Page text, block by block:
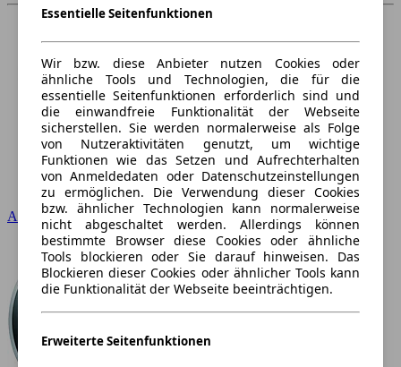
Audi
Essentielle Seitenfunktionen
Wir bzw. diese Anbieter nutzen Cookies oder
ähnliche Tools und Technologien, die für die
essentielle Seitenfunktionen erforderlich sind und
die einwandfreie Funktionalität der Webseite
sicherstellen. Sie werden normalerweise als Folge
von Nutzeraktivitäten genutzt, um wichtige
Funktionen wie das Setzen und Aufrechterhalten
von Anmeldedaten oder Datenschutzeinstellungen
zu ermöglichen. Die Verwendung dieser Cookies
bzw. ähnlicher Technologien kann normalerweise
nicht abgeschaltet werden. Allerdings können
bestimmte Browser diese Cookies oder ähnliche
Tools blockieren oder Sie darauf hinweisen. Das
Blockieren dieser Cookies oder ähnlicher Tools kann
die Funktionalität der Webseite beeinträchtigen.
Erweiterte Seitenfunktionen